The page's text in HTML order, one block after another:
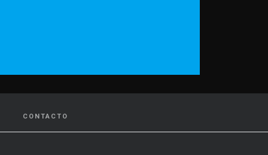
CONTACTO